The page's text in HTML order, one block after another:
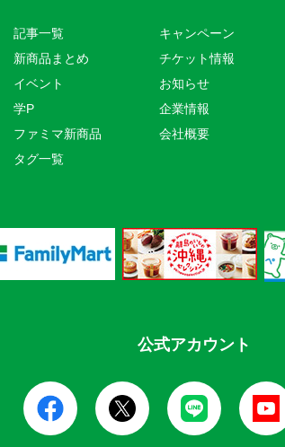
記事一覧
新商品まとめ
イベント
学P
ファミマ新商品
タグ一覧
キャンペーン
チケット情報
お知らせ
企業情報
会社概要
公式アカウント